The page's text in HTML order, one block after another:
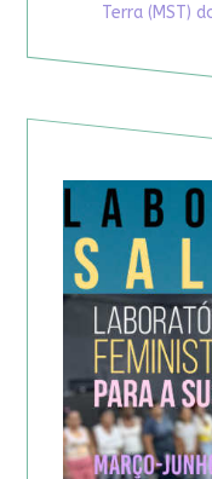
Terra (MST)